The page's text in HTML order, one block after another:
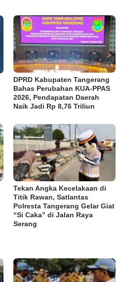
DPRD Kabupaten Tangerang
Bahas Perubahan KUA-PPAS
2026, Pendapatan Daerah
Naik Jadi Rp 8,76 Triliun
Tekan Angka Kecelakaan di
Titik Rawan, Satlantas
Polresta Tangerang Gelar Giat
“Si Caka” di Jalan Raya
Serang